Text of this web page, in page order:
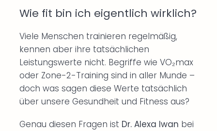
Wie fit bin ich eigentlich wirklich?
Viele Menschen trainieren regelmäßig,
kennen aber ihre tatsächlichen
Leistungswerte nicht. Begriffe wie VO₂max
oder Zone-2-Training sind in aller Munde –
doch was sagen diese Werte tatsächlich
über unsere Gesundheit und Fitness aus?
Genau diesen Fragen ist Dr. Alexa Iwan bei